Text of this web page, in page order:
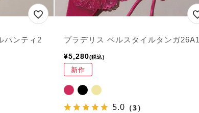
パンティ2
ブラデリス ベルスタイルタンガ26A1
¥5,280 税込
新作
5.0 （3）